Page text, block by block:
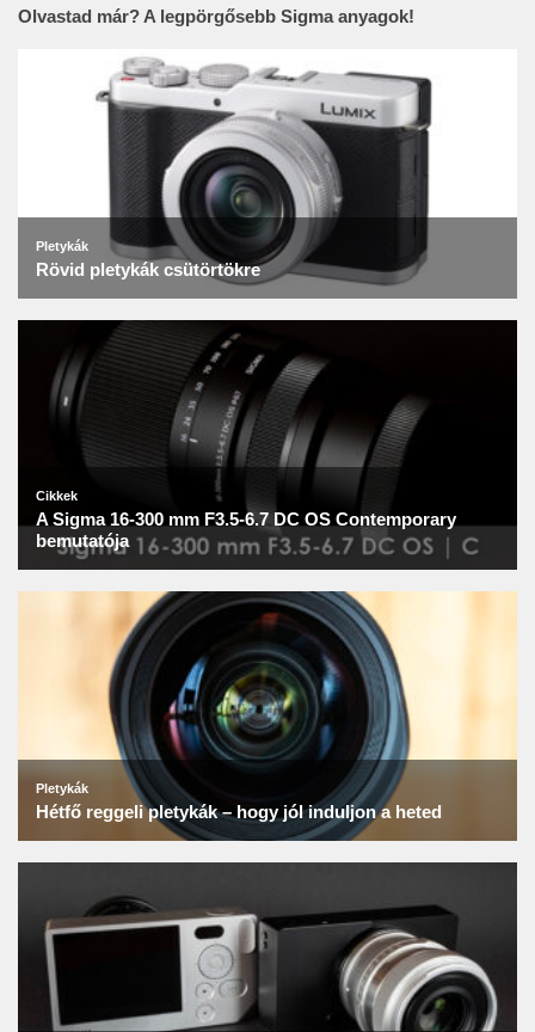
Olvastad már? A legpörgősebb Sigma anyagok!